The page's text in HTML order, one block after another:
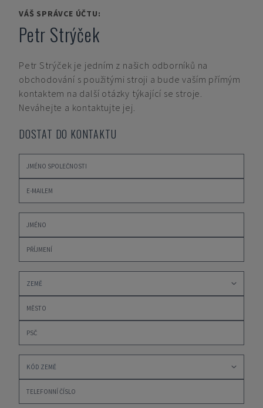
VÁŠ SPRÁVCE ÚČTU:
Petr Strýček
Petr Strýček je jedním z našich odborníků na
obchodování s použitými stroji a bude vaším přímým
kontaktem na další otázky týkající se stroje.
Neváhejte a kontaktujte jej.
DOSTAT DO KONTAKTU